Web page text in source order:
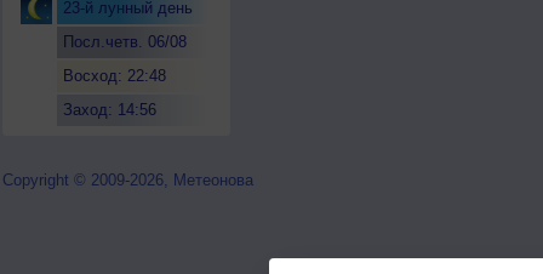
23-й лунный день
Посл.четв. 06/08
Восход: 22:48
Заход: 14:56
Copyright © 2009-2026, Метеонова